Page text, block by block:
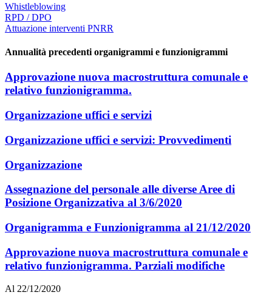
Whistleblowing
RPD / DPO
Attuazione interventi PNRR
Annualità precedenti organigrammi e funzionigrammi
Approvazione nuova macrostruttura comunale e
relativo funzionigramma.
Organizzazione uffici e servizi
Organizzazione uffici e servizi: Provvedimenti
Organizzazione
Assegnazione del personale alle diverse Aree di
Posizione Organizzativa al 3/6/2020
Organigramma e Funzionigramma al 21/12/2020
Approvazione nuova macrostruttura comunale e
relativo funzionigramma. Parziali modifiche
Al 22/12/2020